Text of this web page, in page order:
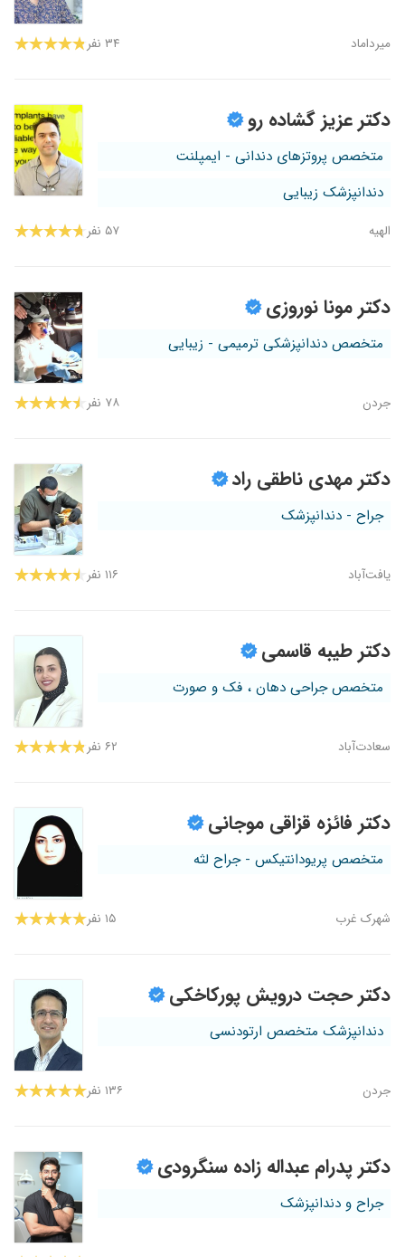
میرداماد ۳۴ نفر
دکتر عزیز گشاده رو
متخصص پروتزهای دندانی - ایمپلنت
دندانپزشک زیبایی
الهیه ۵۷ نفر
دکتر مونا نوروزی
متخصص دندانپزشکی ترمیمی - زیبایی
جردن ۷۸ نفر
دکتر مهدی ناطقی راد
جراح - دندانپزشک
یافت‌آباد ۱۱۶ نفر
دکتر طیبه قاسمی
متخصص جراحی دهان ، فک و صورت
سعادت‌آباد ۶۲ نفر
دکتر فائزه قزاقی موجانی
متخصص پریودانتیکس - جراح لثه
شهرک غرب ۱۵ نفر
دکتر حجت درویش پورکاخکی
دندانپزشک متخصص ارتودنسی
جردن ۱۳۶ نفر
دکتر پدرام عبداله زاده سنگرودی
جراح و دندانپزشک